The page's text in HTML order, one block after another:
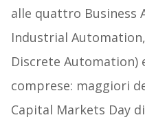
alle quattro Business
Industrial
Discrete Automation)
comprese: maggiori
Capital Markets Day